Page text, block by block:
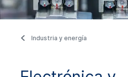
Industria y energía